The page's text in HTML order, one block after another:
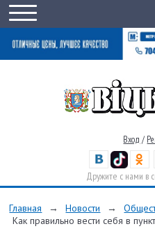
Вход /
Дружите с нами в
Главная → Новости →
Как правильно вести себя в